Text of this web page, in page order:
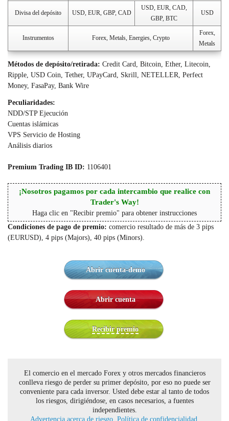
Divisa del depósito USD, EUR, GBP, CAD
USD, EUR, CAD,
GBP, BTC
USD
Instrumentos Forex, Metals, Energies, Crypto
Forex,
Metals
Métodos de depósito/retirada: Credit Card, Bitcoin, Ether, Litecoin,
Ripple, USD Coin, Tether, UPayCard, Skrill, NETELLER, Perfect
Money, FasaPay, Bank Wire
Peculiaridades:
NDD/STP Ejecución
Cuentas islámicas
VPS Servicio de Hosting
Análisis diarios
Premium Trading IB ID: 1106401
¡Nosotros pagamos por cada intercambio que realice con
Trader's Way!
Haga clic en "Recibir premio" para obtener instrucciones
Condiciones de pago de premio: comercio resultado de más de 3 pips
(EURUSD), 4 pips (Majors), 40 pips (Minors).
Abrir cuenta-demo
Abrir cuenta
Recibir premio
El comercio en el mercado Forex y otros mercados financieros
conlleva riesgo de perder su primer depósito, por eso no puede ser
conveniente para cada inversor. Usted debe estar al tanto de todos
los riesgos, dirigiéndose, en casos necesarios, a fuentes
independientes.
Advertencia acerca de riesgo. Política de confidencialidad.